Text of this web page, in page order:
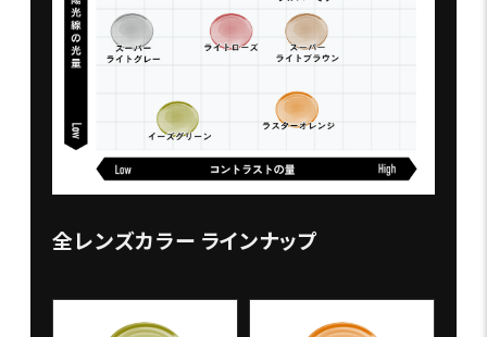
全レンズカラー ラインナップ